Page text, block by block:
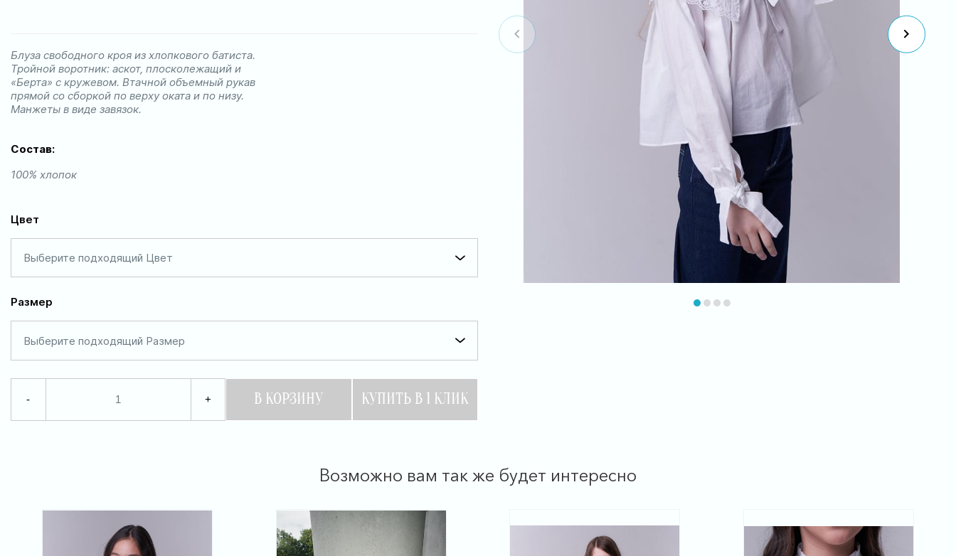
Блуза свободного кроя из хлопкового батиста.
Тройной воротник: аскот, плосколежащий и
«Берта» с кружевом. Втачной объемный рукав
прямой со сборкой по верху оката и по низу.
Манжеты в виде завязок.
Состав:
100% хлопок
Цвет
Выберите подходящий Цвет
Размер
Выберите подходящий Размер
- + В КОРЗИНУ КУПИТЬ В 1 КЛИК
itemitemitemitem
Возможно вам так же будет интересно